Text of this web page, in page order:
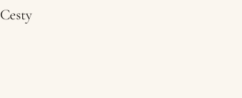
Cesty